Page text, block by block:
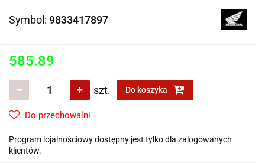
Symbol: 9833417897
585.89
szt. Do koszyka
Do przechowalni
Program lojalnościowy dostępny jest tylko dla zalogowanych
klientów.